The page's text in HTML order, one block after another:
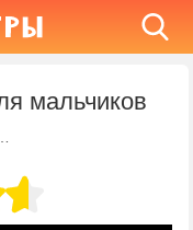
мальчиков